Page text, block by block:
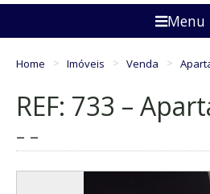
Menu
Home Imóveis Venda
REF: 733 –
– –